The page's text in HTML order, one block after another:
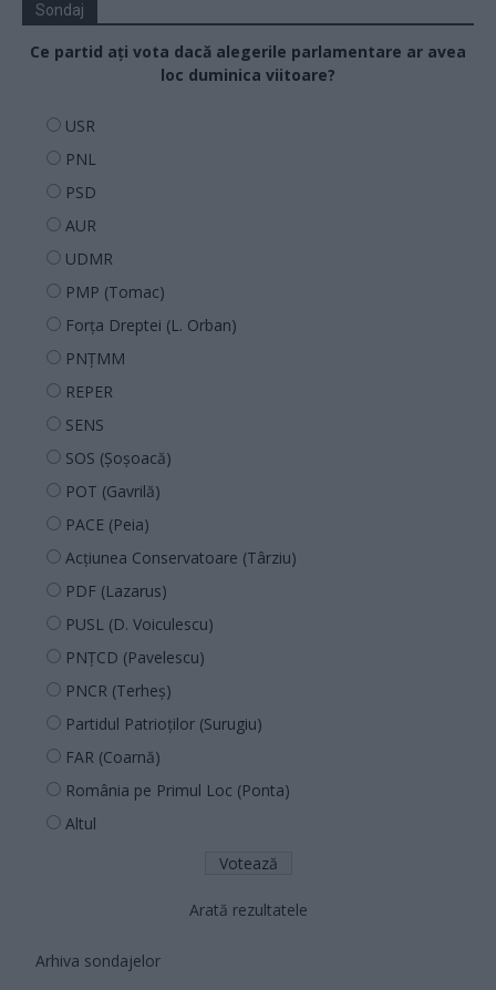
Sondaj
Ce partid ați vota dacă alegerile parlamentare ar avea
loc duminica viitoare?
USR
PNL
PSD
AUR
UDMR
PMP (Tomac)
Forța Dreptei (L. Orban)
PNȚMM
REPER
SENS
SOS (Șoșoacă)
POT (Gavrilă)
PACE (Peia)
Acțiunea Conservatoare (Târziu)
PDF (Lazarus)
PUSL (D. Voiculescu)
PNȚCD (Pavelescu)
PNCR (Terheș)
Partidul Patrioților (Surugiu)
FAR (Coarnă)
România pe Primul Loc (Ponta)
Altul
Arată rezultatele
Arhiva sondajelor